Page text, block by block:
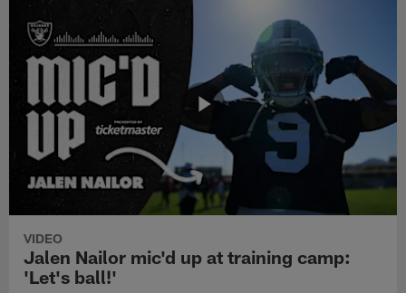
VIDEO
Jalen Nailor mic'd up at training camp:
'Let's ball!'